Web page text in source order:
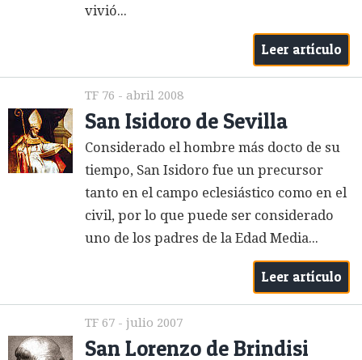
vivió...
Leer artículo
TF 76 - abril 2008
San Isidoro de Sevilla
Considerado el hombre más docto de su
tiempo, San Isidoro fue un precursor
tanto en el campo eclesiástico como en el
civil, por lo que puede ser considerado
uno de los padres de la Edad Media...
Leer artículo
TF 67 - julio 2007
San Lorenzo de Brindisi